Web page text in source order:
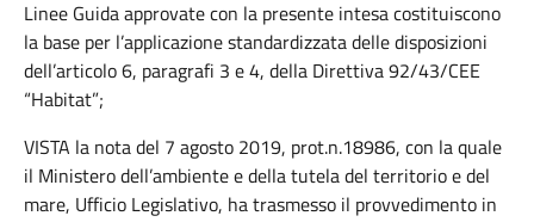
Linee Guida approvate con la presente intesa costituiscono
la base per l’applicazione standardizzata delle disposizioni
dell’articolo 6, paragrafi 3 e 4, della Direttiva 92/43/CEE
“Habitat”;
VISTA la nota del 7 agosto 2019, prot.n.18986, con la quale
il Ministero dell’ambiente e della tutela del territorio e del
mare, Ufficio Legislativo, ha trasmesso il provvedimento in